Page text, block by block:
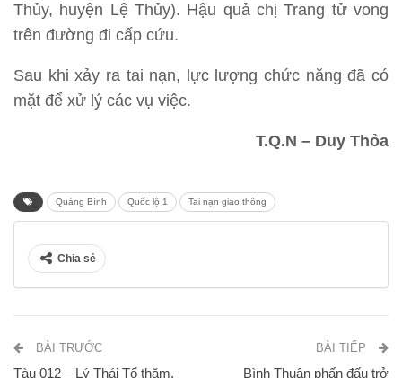
Thủy, huyện Lệ Thủy). Hậu quả chị Trang tử vong
trên đường đi cấp cứu.
Sau khi xảy ra tai nạn, lực lượng chức năng đã có
mặt để xử lý các vụ việc.
T.Q.N – Duy Thỏa
Quảng Bình Quốc lộ 1 Tai nạn giao thông
Chia sẻ
BÀI TRƯỚC
Tàu 012 – Lý Thái Tổ thăm,
BÀI TIẾP
Bình Thuận phấn đấu trở